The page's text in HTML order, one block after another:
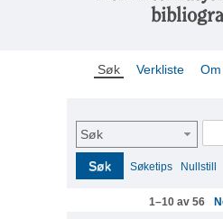
Søk Verkliste
Søk
Søk Søketips Nullstill
1–10 av 56